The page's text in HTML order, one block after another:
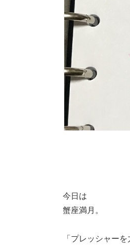
今日は
蟹座満月。
「プレッシャーを